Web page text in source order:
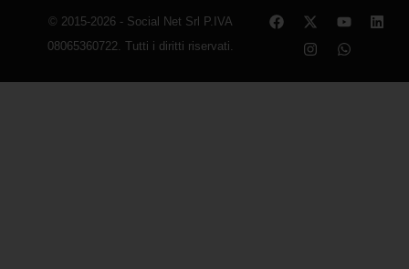
© 2015-2026 - Social Net Srl P.IVA
08065360722. Tutti i diritti riservati.